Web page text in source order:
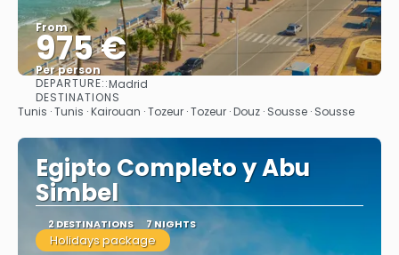
From
975 €
Per person
DEPARTURE::Madrid
DESTINATIONS
Tunis · Tunis · Kairouan · Tozeur · Tozeur · Douz · Sousse · Sousse
Egipto Completo y Abu
Simbel
2 DESTINATIONS 7 NIGHTS
Holidays package